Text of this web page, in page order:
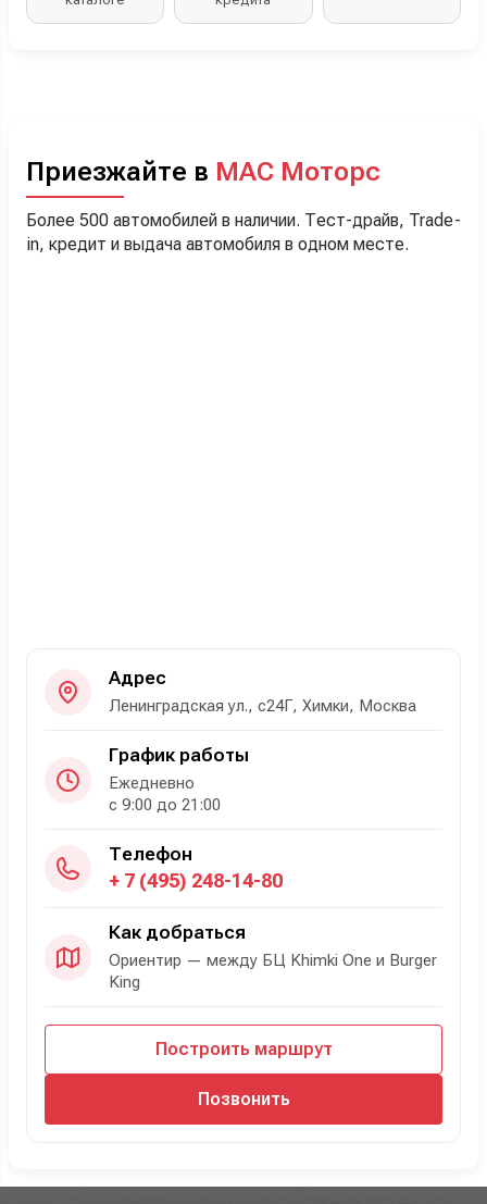
Приезжайте в МАС Моторс
Более 500 автомобилей в наличии. Тест-драйв, Trade-
in, кредит и выдача автомобиля в одном месте.
Адрес
Ленинградская ул., с24Г, Химки, Москва
График работы
Ежедневно
с 9:00 до 21:00
Телефон
+ 7 (495) 248-14-80
Как добраться
Ориентир — между БЦ Khimki One и Burger
King
Построить маршрут
Позвонить